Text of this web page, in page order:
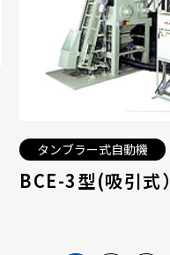
タンブラー式自動機
BCE-3型(吸引式）